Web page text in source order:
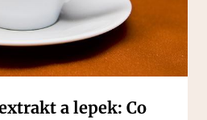
a lepek: Co